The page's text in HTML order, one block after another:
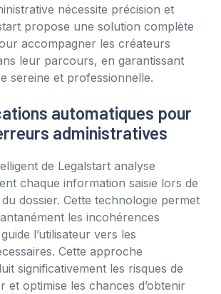
nécessite précision et
propose une solution complète
accompagner les créateurs
leur parcours, en garantissant
sereine et professionnelle.
automatiques pour
administratives
de Legalstart analyse
chaque information saisie lors de
dossier. Cette technologie permet
les incohérences
l’utilisateur vers les
Cette approche
significativement les risques de
et optimise les chances d’obtenir